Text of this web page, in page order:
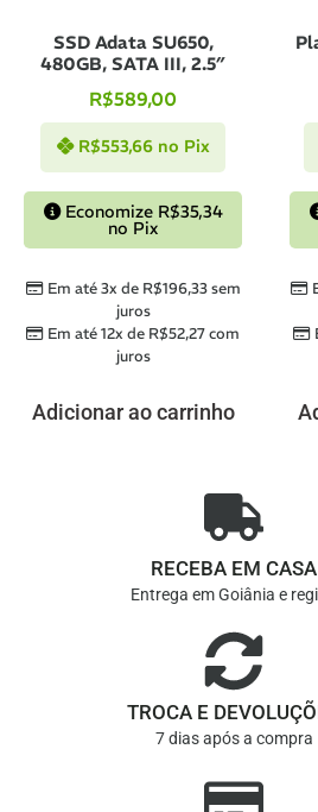
SSD Adata SU650,
480GB, SATA III, 2.5″
R$589,00
Em até 3x de R$196,33sem
juros
Em até 12x de R$52,27com
juros
R$553,66 no Pix
Economize R$35,34
no Pix
Adicionar ao carrinho
RECEBA EM CASA
Entrega em Goiânia e
TROCA E
7 dias após a compra